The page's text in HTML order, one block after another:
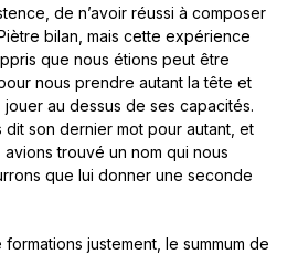
de n’avoir réussi à composer
bilan, mais cette expérience
que nous étions peut être
nous prendre autant la tête et
jouer au dessus de ses capacités.
dit son dernier mot pour autant, et
trouvé un nom qui nous
que lui donner une seconde
justement, le summum de